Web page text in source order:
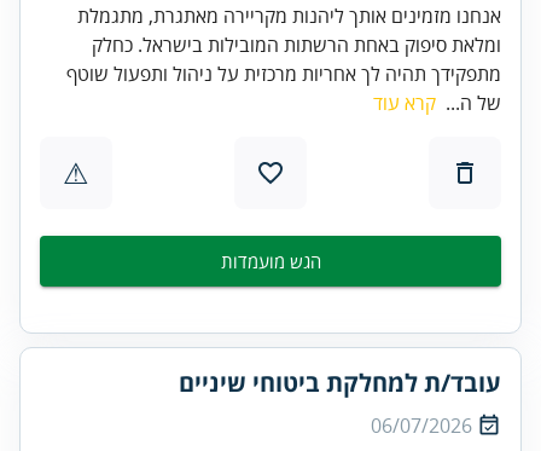
אנחנו מזמינים אותך ליהנות מקריירה מאתגרת, מתגמלת
ומלאת סיפוק באחת הרשתות המובילות בישראל. כחלק
מתפקידך תהיה לך אחריות מרכזית על ניהול ותפעול שוטף
של ה... קרא עוד
⚠
הגש מועמדות
עובד/ת למחלקת ביטוחי שיניים
06/07/2026